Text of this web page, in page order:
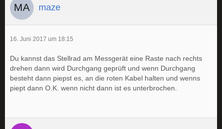
maze
16. Juni 2017 um 18:15
Du kannst das Stellrad am Messgerät eine Raste nach rechts
drehen dann wird Durchgang geprüft und wenn Durchgang
besteht dann piepst es, an die roten Kabel halten und wenns
piept dann O.K. wenn nicht dann ist es unterbrochen.